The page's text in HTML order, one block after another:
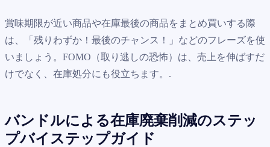
賞味期限が近い商品や在庫最後の商品をまとめ買いする際
は、「残りわずか！最後のチャンス！」などのフレーズを使
いましょう。FOMO（取り逃しの恐怖）は、売上を伸ばすだ
けでなく、在庫処分にも役立ちます。.
バンドルによる在庫廃棄削減のステッ
プバイステップガイド